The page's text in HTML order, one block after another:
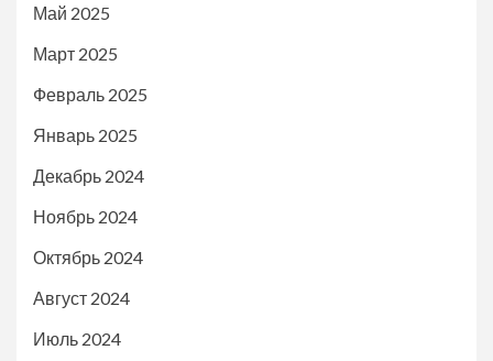
Май 2025
Март 2025
Февраль 2025
Январь 2025
Декабрь 2024
Ноябрь 2024
Октябрь 2024
Август 2024
Июль 2024